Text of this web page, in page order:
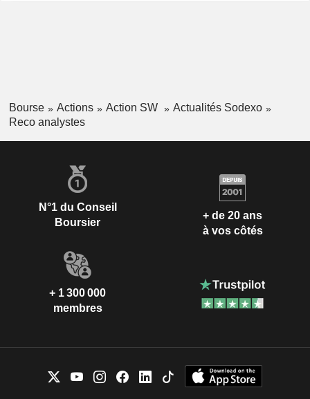
Bourse Actions Action SW
Actualités Sodexo
Reco analystes
N°1 du Conseil
Boursier
+ de 20 ans
à vos côtés
+ 1 300 000
membres